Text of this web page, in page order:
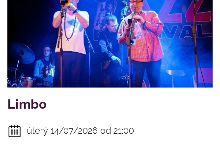
Limbo
úterý 14/07/2026 od 21:00